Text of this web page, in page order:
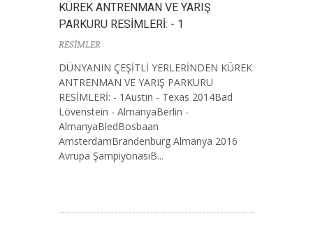
KÜREK ANTRENMAN VE YARIŞ
PARKURU RESİMLERİ: - 1
RESİMLER
DÜNYANIN ÇEŞİTLİ YERLERİNDEN KÜREK
ANTRENMAN VE YARIŞ PARKURU
RESİMLERİ: - 1Austin - Texas 2014Bad
Lövenstein - AlmanyaBerlin -
AlmanyaBledBosbaan
AmsterdamBrandenburg Almanya 2016
Avrupa ŞampiyonasıB...